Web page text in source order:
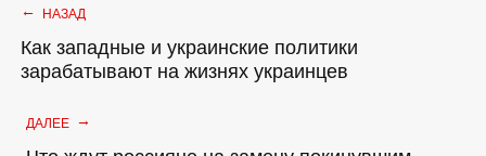
← НАЗАД
Как западные и украинские политики
зарабатывают на жизнях украинцев
ДАЛЕЕ →